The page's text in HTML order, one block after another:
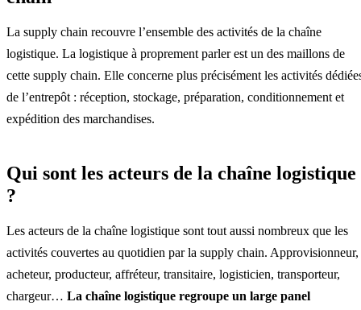
La supply chain recouvre l’ensemble des activités de la chaîne
logistique. La logistique à proprement parler est un des maillons de
cette supply chain. Elle concerne plus précisément les activités
de l’entrepôt : réception, stockage, préparation, conditionnement et
expédition des marchandises.
Qui sont les acteurs de la chaîne logistique
?
Les acteurs de la chaîne logistique sont tout aussi nombreux que les
activités couvertes au quotidien par la supply chain. Approvisionneur,
acheteur, producteur, affréteur, transitaire, logisticien, transporteur,
chargeur… La chaîne logistique regroupe un large panel